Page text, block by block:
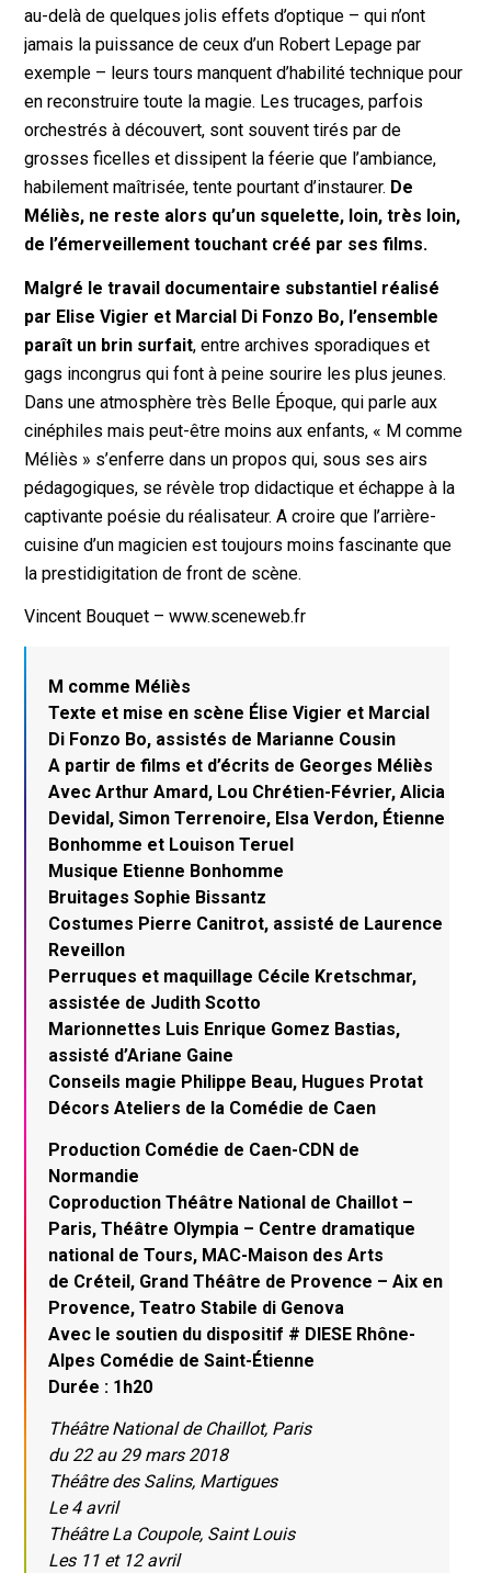
au-delà de quelques jolis effets d’optique – qui n’ont
jamais la puissance de ceux d’un Robert Lepage par
exemple – leurs tours manquent d’habilité technique pour
en reconstruire toute la magie. Les trucages, parfois
orchestrés à découvert, sont souvent tirés par de
grosses ficelles et dissipent la féerie que l’ambiance,
habilement maîtrisée, tente pourtant d’instaurer. De
Méliès, ne reste alors qu’un squelette, loin, très loin,
de l’émerveillement touchant créé par ses films.
Malgré le travail documentaire substantiel réalisé
par Elise Vigier et Marcial Di Fonzo Bo, l’ensemble
paraît un brin surfait, entre archives sporadiques et
gags incongrus qui font à peine sourire les plus jeunes.
Dans une atmosphère très Belle Époque, qui parle aux
cinéphiles mais peut-être moins aux enfants, « M comme
Méliès » s’enferre dans un propos qui, sous ses airs
pédagogiques, se révèle trop didactique et échappe à la
captivante poésie du réalisateur. A croire que l’arrière-
cuisine d’un magicien est toujours moins fascinante que
la prestidigitation de front de scène.
Vincent Bouquet – www.sceneweb.fr
M comme Méliès
Texte et mise en scène Élise Vigier et Marcial
Di Fonzo Bo, assistés de Marianne Cousin
A partir de films et d’écrits de Georges Méliès
Avec Arthur Amard, Lou Chrétien-Février, Alicia
Devidal, Simon Terrenoire, Elsa Verdon, Étienne
Bonhomme et Louison Teruel
Musique Etienne Bonhomme
Bruitages Sophie Bissantz
Costumes Pierre Canitrot, assisté de Laurence
Reveillon
Perruques et maquillage Cécile Kretschmar,
assistée de Judith Scotto
Marionnettes Luis Enrique Gomez Bastias,
assisté d’Ariane Gaine
Conseils magie Philippe Beau, Hugues Protat
Décors Ateliers de la Comédie de Caen
Production Comédie de Caen-CDN de
Normandie
Coproduction Théâtre National de Chaillot –
Paris, Théâtre Olympia – Centre dramatique
national de Tours, MAC-Maison des Arts
de Créteil, Grand Théâtre de Provence – Aix en
Provence, Teatro Stabile di Genova
Avec le soutien du dispositif # DIESE Rhône-
Alpes Comédie de Saint-Étienne
Durée : 1h20
Théâtre National de Chaillot, Paris
du 22 au 29 mars 2018
Théâtre des Salins, Martigues
Le 4 avril
Théâtre La Coupole, Saint Louis
Les 11 et 12 avril